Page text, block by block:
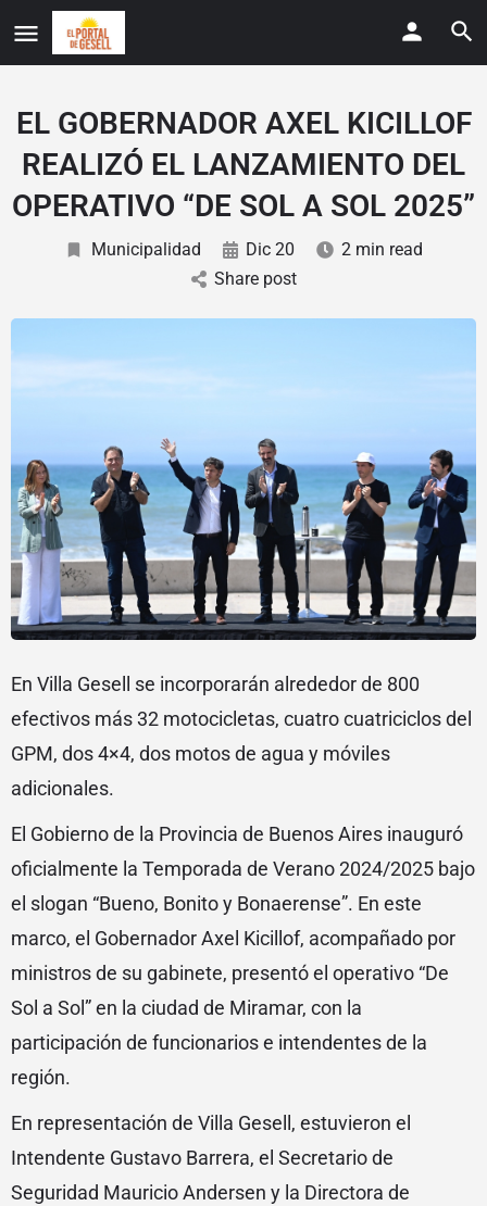
EL GOBERNADOR AXEL KICILLOF
REALIZÓ EL LANZAMIENTO DEL
OPERATIVO “DE SOL A SOL 2025”
Municipalidad Dic 20
2 min read
Share post
En Villa Gesell se incorporarán alrededor de 800
efectivos más 32 motocicletas, cuatro cuatriciclos del
GPM, dos 4×4, dos motos de agua y móviles
adicionales.
El Gobierno de la Provincia de Buenos Aires inauguró
oficialmente la Temporada de Verano 2024/2025 bajo
el slogan “Bueno, Bonito y Bonaerense”. En este
marco, el Gobernador Axel Kicillof, acompañado por
ministros de su gabinete, presentó el operativo “De
Sol a Sol” en la ciudad de Miramar, con la
participación de funcionarios e intendentes de la
región.
En representación de Villa Gesell, estuvieron el
Intendente Gustavo Barrera, el Secretario de
Seguridad Mauricio Andersen y la Directora de